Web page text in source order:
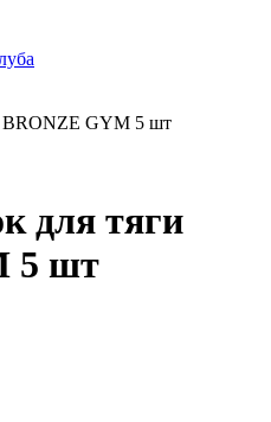
BRONZE GYM 5 шт
для тяги
5 шт